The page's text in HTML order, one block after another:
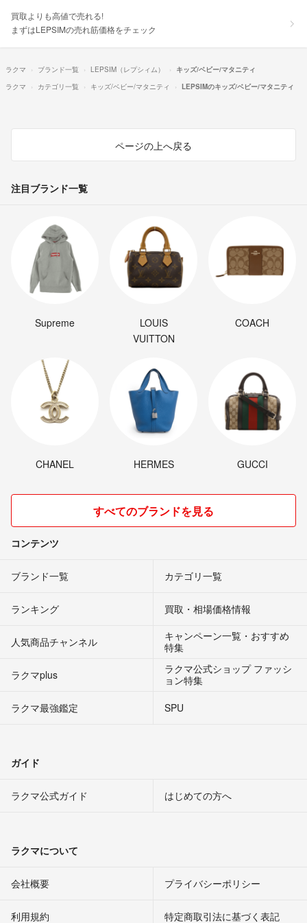
買取よりも高値で売れる!
まずはLEPSIMの売れ筋価格をチェック
ラクマ ブランド一覧 LEPSIM（レプシィム）
キッズ/ベビー/マタニティ
ラクマ
カテゴリ一覧 キッズ/ベビー/マタニティ LEPSIMのキッズ/ベビー/マタニティ
ページの上へ戻る
注目ブランド一覧
Supreme
LOUIS
VUITTON
COACH
CHANEL HERMES GUCCI
すべてのブランドを見る
コンテンツ
ブランド一覧 カテゴリ一覧
ランキング 買取・相場価格情報
人気商品チャンネル
キャンペーン一覧・おすすめ
特集
ラクマplus
ラクマ公式ショップ ファッシ
ョン特集
ラクマ最強鑑定
SPU
ガイド
ラクマ公式ガイド はじめての方へ
ラクマについて
会社概要 プライバシーポリシー
利用規約 特定商取引法に基づく表記